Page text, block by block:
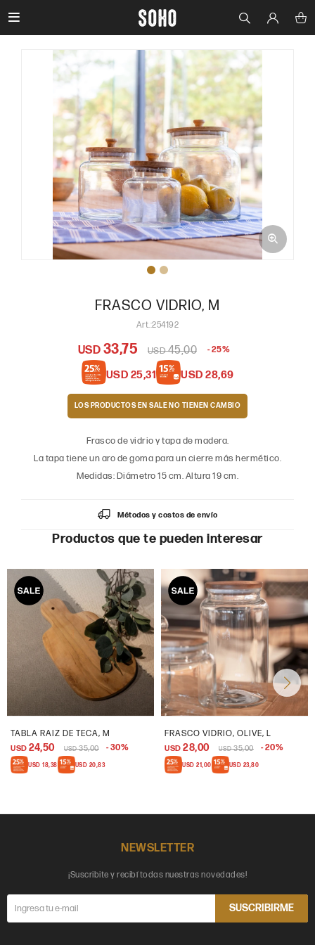

FRASCO VIDRIO, M
254192
USD 33,75 USD45,00 25
USD 25,31 USD 28,69
LOS PRODUCTOS EN SALE
Frasco de vidrio y tapa de madera.
La tapa tiene un aro de goma para un cierre más hermético.
Medidas: Diámetro 15 cm. Altura 19 cm.
Métodos y costos de envío
Productos que te pueden interesar
TABLA RAIZ DE TECA, M
USD 24,50 USD 35,00 30
USD 18,38 USD 20,83
FRASCO VIDRIO, OLIVE, L
USD 28,00 USD 35,00 20
USD 21,00 USD 23,80
NEWSLETTER
¡Suscribite y recibí todas nuestras novedades!
SUSCRIBIRME